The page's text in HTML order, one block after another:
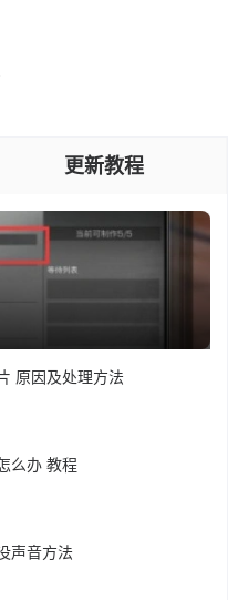
更新教程
原因及处理方法
么办 教程
声音方法